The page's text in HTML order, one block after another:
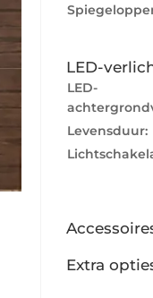
LED-
LED-
Levensduur:
Extra